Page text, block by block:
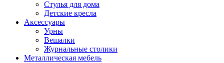
Стулья для дома
Детские кресла
Аксессуары
Урны
Вешалки
Журнальные столики
Металлическая мебель